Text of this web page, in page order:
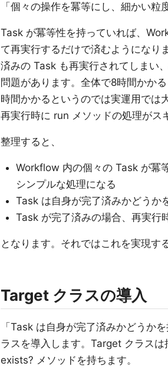
「個々の操作を冪等にし、細かい粒
Task が冪等性を持っていれば、
て再実行するだけで済むようになり
済みの Task も再実行されてしまい
問題があります。全体で8時間かか
時間かかるというのでは実運用では
再実行時に run メソッドの処理がス
整理すると、
Workflow 内の個々の Task が冪
シンプルな処理になる
Task は自身が完了済みかどうか
Task が完了済みの場合、再実行
となります。それではこれを実現す
Target クラスの導入
「Task は自身が完了済みかどうか
ラスを導入します。Target クラス
exists? メソッドを持ちます。